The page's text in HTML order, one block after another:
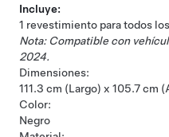
Incluye:
1 revestimiento para todos
Nota: Compatible con
2024.
Dimensiones:
111.3 cm (Largo) x 105.7 cm
Color:
Negro